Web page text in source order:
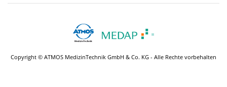
MEDAP
Copyright © ATMOS MedizinTechnik GmbH & Co. KG - Alle Rechte vorbehalten